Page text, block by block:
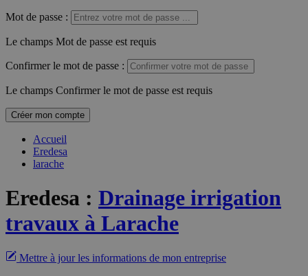
Mot de passe :
Le champs Mot de passe est requis
Confirmer le mot de passe :
Le champs Confirmer le mot de passe est requis
Créer mon compte
Accueil
Eredesa
larache
Eredesa : Drainage irrigation
travaux à Larache
Mettre à jour les informations de mon entreprise